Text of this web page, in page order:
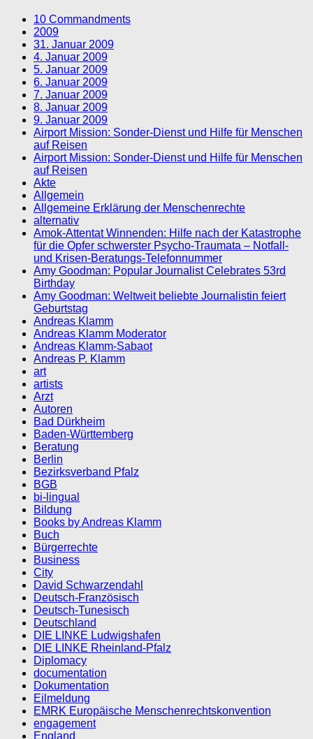
10 Commandments
2009
31. Januar 2009
4. Januar 2009
5. Januar 2009
6. Januar 2009
7. Januar 2009
8. Januar 2009
9. Januar 2009
Airport Mission: Sonder-Dienst und Hilfe für Menschen
auf Reisen
Airport Mission: Sonder-Dienst und Hilfe für Menschen
auf Reisen
Akte
Allgemein
Allgemeine Erklärung der Menschenrechte
alternativ
Amok-Attentat Winnenden: Hilfe nach der Katastrophe
für die Opfer schwerster Psycho-Traumata – Notfall-
und Krisen-Beratungs-Telefonnummer
Amy Goodman: Popular Journalist Celebrates 53rd
Birthday
Amy Goodman: Weltweit beliebte Journalistin feiert
Geburtstag
Andreas Klamm
Andreas Klamm Moderator
Andreas Klamm-Sabaot
Andreas P. Klamm
art
artists
Arzt
Autoren
Bad Dürkheim
Baden-Württemberg
Beratung
Berlin
Bezirksverband Pfalz
BGB
bi-lingual
Bildung
Books by Andreas Klamm
Buch
Bürgerrechte
Business
City
David Schwarzendahl
Deutsch-Französisch
Deutsch-Tunesisch
Deutschland
DIE LINKE Ludwigshafen
DIE LINKE Rheinland-Pfalz
Diplomacy
documentation
Dokumentation
Eilmeldung
EMRK Europäische Menschenrechtskonvention
engagement
England